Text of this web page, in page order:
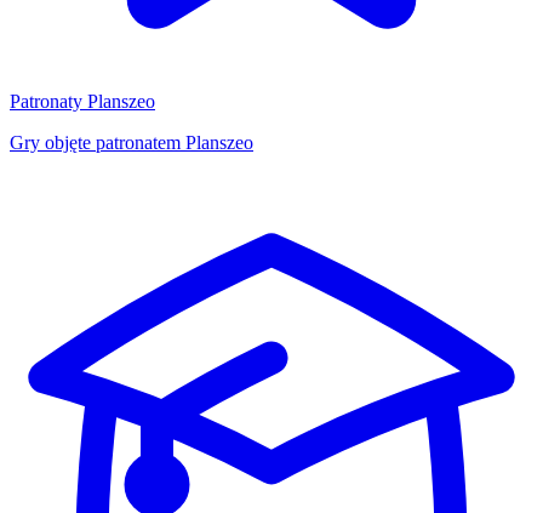
Patronaty Planszeo
Gry objęte patronatem Planszeo